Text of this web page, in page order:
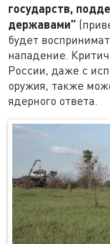
государств,
державами"
будет
нападение.
России, даже с
оружия, также
ядерного ответа.